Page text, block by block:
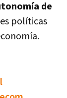
de
polí­ticas